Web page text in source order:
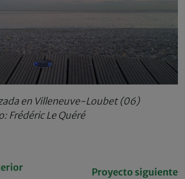
en Villeneuve-Loubet (06)
Frédéric Le Quéré
Proyecto siguiente